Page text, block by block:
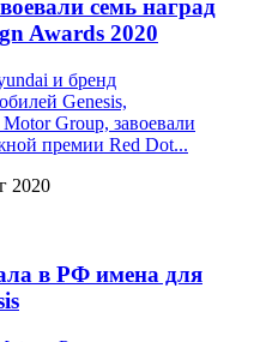
семь наград
Awards 2020
и бренд
Genesis,
Group, завоевали
премии Red Dot...
2020
в РФ имена для